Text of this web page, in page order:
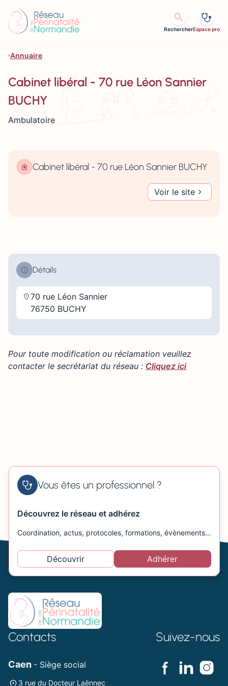
RechercherEspace pro
Annuaire
Cabinet libéral - 70 rue Léon Sannier
BUCHY
Ambulatoire
Cabinet libéral - 70 rue Léon Sannier BUCHY
Voir le site
Détails
70 rue Léon Sannier
76750 BUCHY
Pour toute modification ou réclamation veuillez
contacter le secrétariat du réseau : Cliquez ici
Vous êtes un professionnel ?
Découvrez le réseau et adhérez
Coordination, actus, protocoles, formations, évènements…
Découvrir Adhérer
Contacts
Caen - Siège social
3 rue du Docteur Laënnec
Suivez-nous